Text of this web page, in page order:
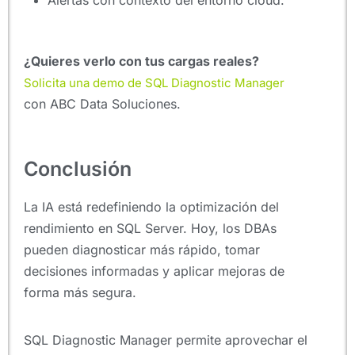
¿Quieres verlo con tus cargas reales?
Solicita una demo de SQL Diagnostic Manager
con ABC Data Soluciones.
Conclusión
La IA está redefiniendo la optimización del
rendimiento en SQL Server. Hoy, los DBAs
pueden diagnosticar más rápido, tomar
decisiones informadas y aplicar mejoras de
forma más segura.
SQL Diagnostic Manager permite aprovechar el